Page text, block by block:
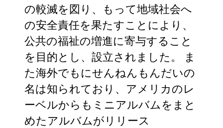
の較滅を図り、もって地域社会へ
の安全責任を果たすことにより、
公共の福祉の増進に寄与すること
を目的とし、設立されました。 ま
た海外でもにせんねんもんだいの
名は知られており、アメリカのレ
ーベルからもミニアルバムをまと
めたアルバムがリリース